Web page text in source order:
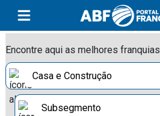
Encontre aqui as melhores franquias